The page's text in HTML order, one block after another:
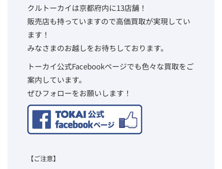
クルトーカイは京都府内に13店舗！
販売店も持っていますので高価買取が実現してい
ます！
みなさまのお越しをお待ちしております。
トーカイ公式Facebookページでも色々な買取をご
案内しています。
ぜひフォローをお願いします！
【ご注意】